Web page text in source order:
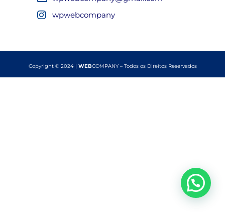
wpwebcompany
Copyright © 2024 | WEBCOMPANY – Todos os Direitos Reservados